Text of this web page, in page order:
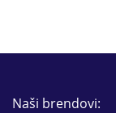
Naši brendovi: